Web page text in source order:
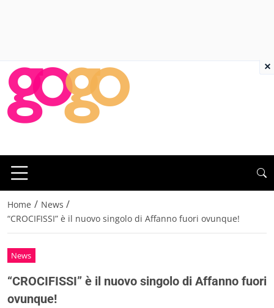
Home / News /
“CROCIFISSI” è il nuovo singolo di Affanno fuori ovunque!
News
“CROCIFISSI” è il nuovo singolo di Affanno fuori
ovunque!
×